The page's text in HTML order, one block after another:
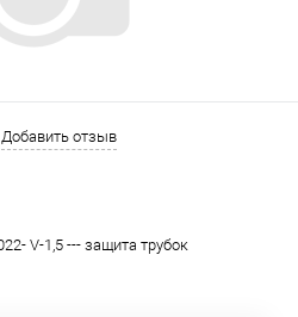
Добавить отзыв
V-1,5 --- защита трубок